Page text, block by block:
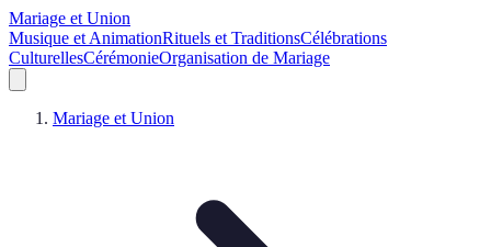
Mariage et Union
Musique et AnimationRituels et TraditionsCélébrations
CulturellesCérémonieOrganisation de Mariage
Mariage et Union